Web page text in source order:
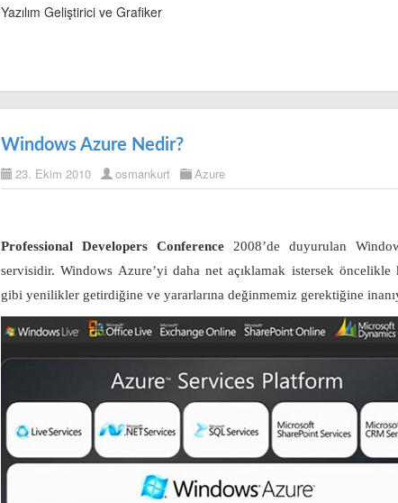
Yazılım Geliştirici ve Grafiker
Windows Azure Nedir?
23. Ekim 2010 osmankurt Azure
Professional Developers Conference 2008’de duyurulan
servisidir. Windows Azure’yi daha net açıklamak istersek öncelikle
gibi yenilikler getirdiğine ve yararlarına değinmemiz gerektiğine